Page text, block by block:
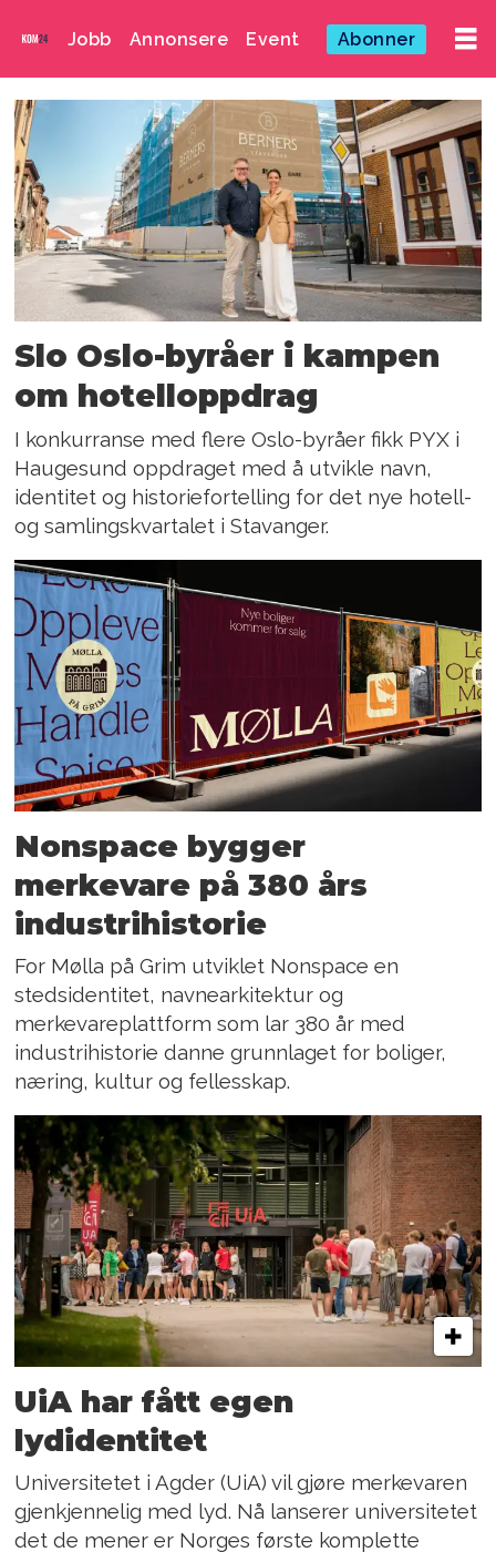
Jobb Annonsere Event Abonner
Emne:
identitet
Slo Oslo-byråer i kampen
om hotelloppdrag
I konkurranse med flere Oslo-byråer fikk PYX i
Haugesund oppdraget med å utvikle navn,
identitet og historiefortelling for det nye hotell-
og samlingskvartalet i Stavanger.
Nonspace bygger
merkevare på 380 års
industrihistorie
For Mølla på Grim utviklet Nonspace en
stedsidentitet, navnearkitektur og
merkevareplattform som lar 380 år med
industrihistorie danne grunnlaget for boliger,
næring, kultur og fellesskap.
UiA har fått egen
lydidentitet
Universitetet i Agder (UiA) vil gjøre merkevaren
gjenkjennelig med lyd. Nå lanserer universitetet
det de mener er Norges første komplette